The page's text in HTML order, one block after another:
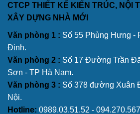
CTCP THIẾT KẾ KIẾN TRÚC, NỘI
XÂY DỰNG NHÀ MỚI
Văn phòng 1 : Số 55 Phùng Hưng -
Định.
Văn phòng 2 : Số 17 Đường Trần
Sơn - TP Hà Nam.
Văn phòng 3 : Số 378 đường Xuân
Nội.
Hotline: 0989.03.51.52 -